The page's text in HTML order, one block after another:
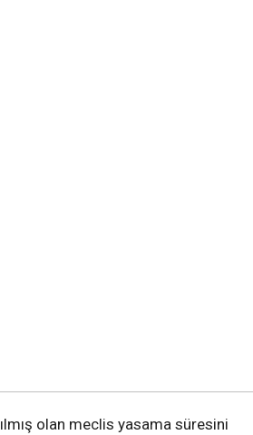
olan meclis yasama süresini